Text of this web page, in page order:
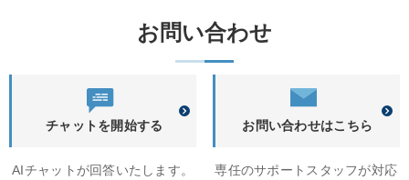
お問い合わせ
チャットを開始する
AIチャットが回答いたします。
お問い合わせはこちら
専任のサポートスタッフが対応